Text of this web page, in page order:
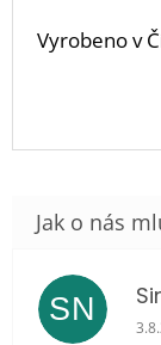
Vyrobeno v
SN